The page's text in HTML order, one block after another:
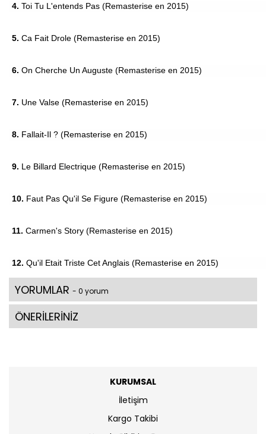
4. Toi Tu L'entends Pas (Remasterise en 2015)
5. Ca Fait Drole (Remasterise en 2015)
6. On Cherche Un Auguste (Remasterise en 2015)
7. Une Valse (Remasterise en 2015)
8. Fallait-Il ? (Remasterise en 2015)
9. Le Billard Electrique (Remasterise en 2015)
10. Faut Pas Qu'il Se Figure (Remasterise en 2015)
11. Carmen's Story (Remasterise en 2015)
12. Qu'il Etait Triste Cet Anglais (Remasterise en 2015)
YORUMLAR - 0 yorum
ÖNERİLERİNİZ
KURUMSAL
İletişim
Kargo Takibi